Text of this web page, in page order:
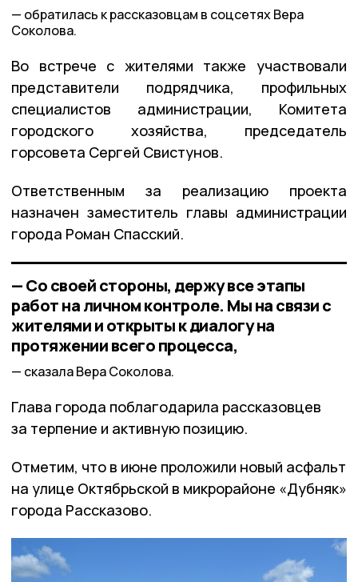
обратилась к рассказовцам в соцсетях Вера
Соколова.
Во встрече с жителями также участвовали
представители подрядчика, профильных
специалистов администрации, Комитета
городского хозяйства, председатель
горсовета Сергей Свистунов.
Ответственным за реализацию проекта
назначен заместитель главы администрации
города Роман Спасский.
— Со своей стороны, держу все этапы
работ на личном контроле. Мы на связи с
жителями и открыты к диалогу на
протяжении всего процесса,
сказала Вера Соколова.
Глава города поблагодарила рассказовцев
за терпение и активную позицию.
Отметим, что в июне проложили новый асфальт
на улице Октябрьской в микрорайоне «Дубняк»
города Рассказово.